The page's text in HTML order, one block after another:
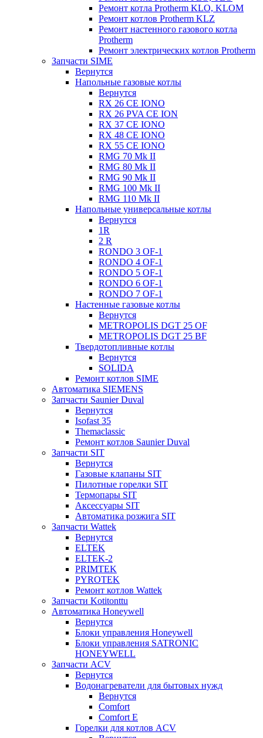
Ремонт котла Protherm KLO, KLOM
Ремонт котлов Protherm KLZ
Ремонт настенного газового котла
Protherm
Ремонт электрических котлов Protherm
Запчасти SIME
Вернутся
Напольные газовые котлы
Вернутся
RX 26 CE IONO
RX 26 PVA CE ION
RX 37 CE IONO
RX 48 CE IONO
RX 55 CE IONO
RMG 70 Mk II
RMG 80 Mk II
RMG 90 Mk II
RMG 100 Mk II
RMG 110 Mk II
Напольные универсальные котлы
Вернутся
1R
2 R
RONDO 3 OF-1
RONDO 4 OF-1
RONDO 5 OF-1
RONDO 6 OF-1
RONDO 7 OF-1
Настенные газовые котлы
Вернутся
METROPOLIS DGT 25 OF
METROPOLIS DGT 25 BF
Твердотопливные котлы
Вернутся
SOLIDA
Ремонт котлов SIME
Автоматика SIEMENS
Запчасти Saunier Duval
Вернутся
Isofast 35
Themaclassic
Ремонт котлов Saunier Duval
Запчасти SIT
Вернутся
Газовые клапаны SIT
Пилотные горелки SIT
Термопары SIT
Аксессуары SIT
Автоматика розжига SIT
Запчасти Wattek
Вернутся
ELTEK
ELTEK-2
PRIMTEK
PYROTEK
Ремонт котлов Wattek
Запчасти Kotitonttu
Автоматика Honeywеll
Вернутся
Блоки управления Honeywell
Блоки управления SATRONIC
HONEYWELL
Запчасти ACV
Вернутся
Водонагреватели для бытовых нужд
Вернутся
Comfort
Comfort E
Горелки для котлов ACV